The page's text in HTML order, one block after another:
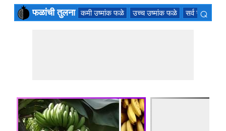
फळांची तुलना कमी उष्मांक फळे उच्च उष्मांक फळे सर्व ऋतु फळे
⌕